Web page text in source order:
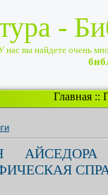
-
вы найдете очень
Главная ::